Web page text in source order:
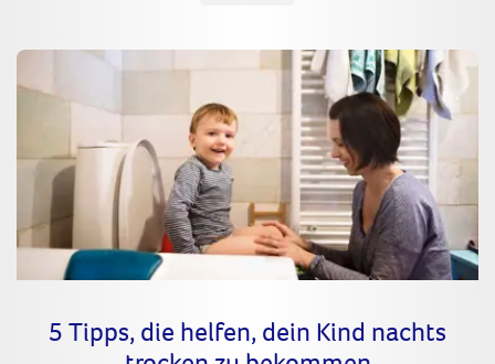
5 Tipps, die helfen, dein Kind nachts